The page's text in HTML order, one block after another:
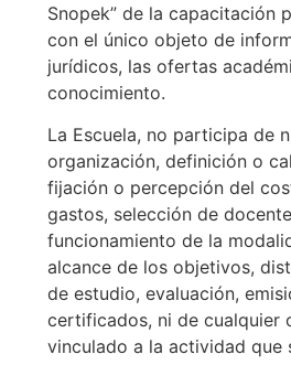
Snopek” de la capacitación
con el único objeto de
jurídicos, las ofertas
conocimiento.
La Escuela, no participa de
organización, definición o
fijación o percepción del
gastos, selección de
funcionamiento de la
alcance de los objetivos,
de estudio, evaluación,
certificados, ni de cualquier
vinculado a la actividad que